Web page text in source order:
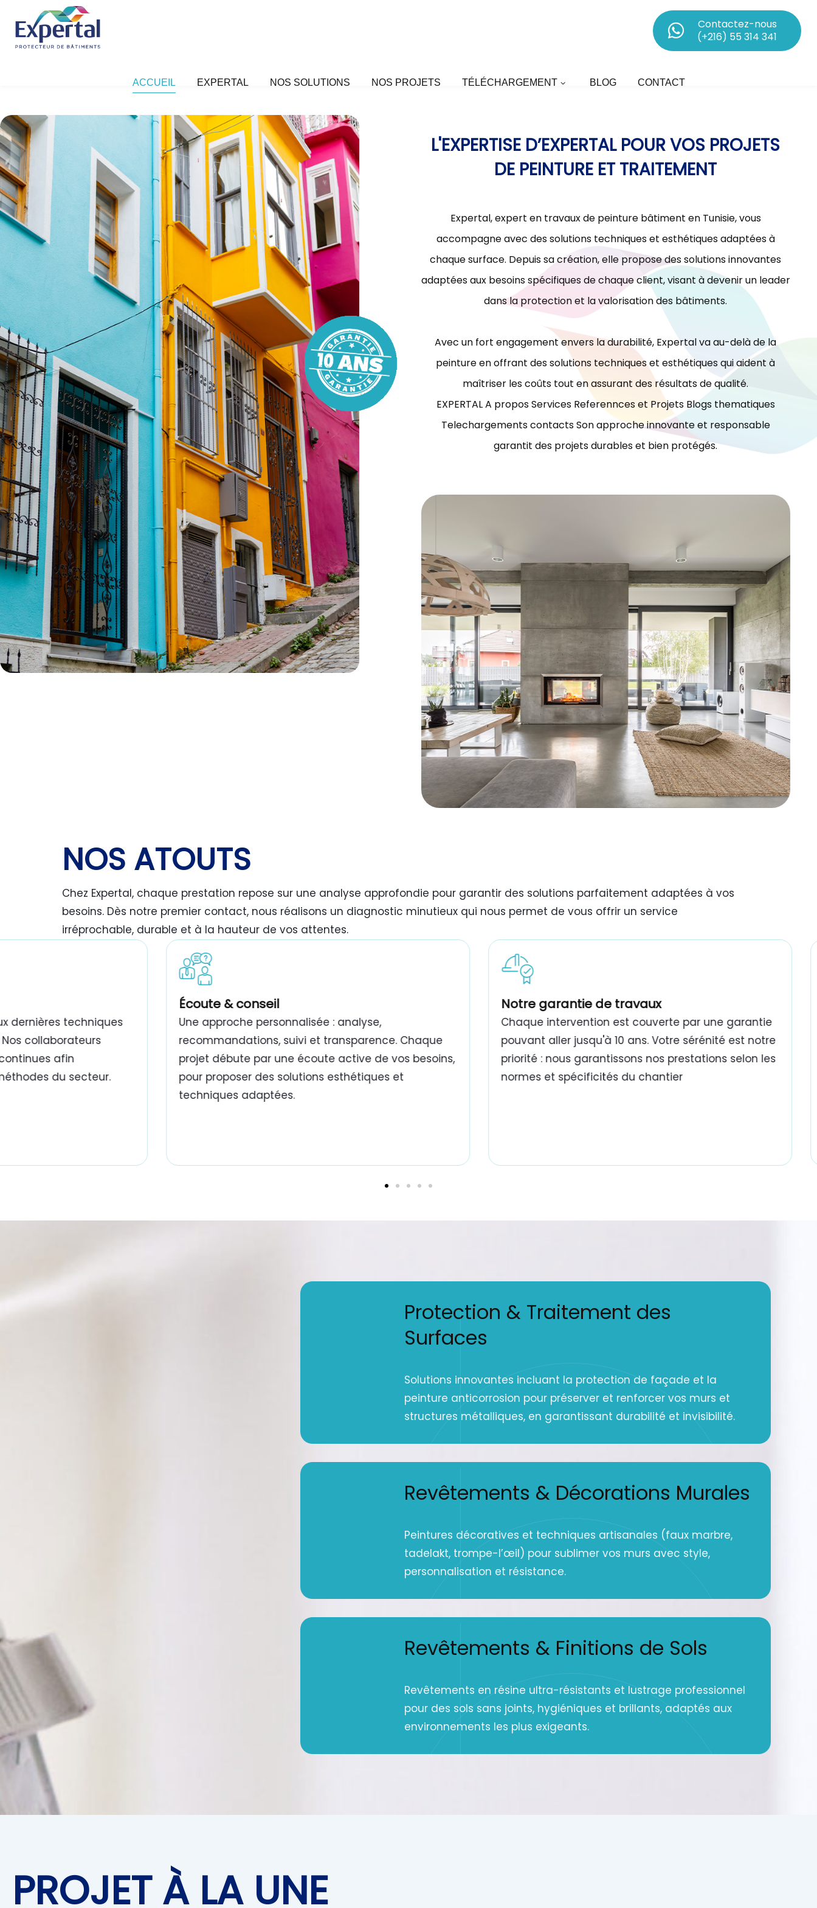
Contactez-nous
(+216) 55 314 341
ACCUEIL EXPERTAL NOS SOLUTIONS NOS PROJETS TÉLÉCHARGEMENT BLOG CONTACT
L'EXPERTISE D’EXPERTAL POUR VOS PROJETS
DE PEINTURE ET TRAITEMENT
Expertal, expert en travaux de peinture bâtiment en Tunisie, vous
accompagne avec des solutions techniques et esthétiques adaptées à
chaque surface. Depuis sa création, elle propose des solutions innovantes
adaptées aux besoins spécifiques de chaque client, visant à devenir un leader
dans la protection et la valorisation des bâtiments.
Avec un fort engagement envers la durabilité, Expertal va au-delà de la
peinture en offrant des solutions techniques et esthétiques qui aident à
maîtriser les coûts tout en assurant des résultats de qualité.
EXPERTAL A propos Services Referennces et Projets Blogs thematiques
Telechargements contacts Son approche innovante et responsable
garantit des projets durables et bien protégés.
NOS ATOUTS
Chez Expertal, chaque prestation repose sur une analyse approfondie pour garantir des solutions parfaitement adaptées à vos
besoins. Dès notre premier contact, nous réalisons un diagnostic minutieux qui nous permet de vous offrir un service
irréprochable, durable et à la hauteur de vos attentes.
travaux de peinture bâtiment Tunisie
dernières techniques
collaborateurs
afin
du secteur.
Écoute & conseil
Une approche personnalisée : analyse,
recommandations, suivi et transparence. Chaque
projet débute par une écoute active de vos besoins,
pour proposer des solutions esthétiques et
techniques adaptées.
Notre garantie de travaux
Chaque intervention est couverte par une garantie
pouvant aller jusqu'à 10 ans. Votre sérénité est notre
priorité : nous garantissons nos prestations selon les
normes et spécificités du chantier
Protection & Traitement des
Surfaces
Solutions innovantes incluant la protection de façade et la
peinture anticorrosion pour préserver et renforcer vos murs et
structures métalliques, en garantissant durabilité et invisibilité.
Revêtements & Décorations Murales
Peintures décoratives et techniques artisanales (faux marbre,
tadelakt, trompe-l’œil) pour sublimer vos murs avec style,
personnalisation et résistance.
Revêtements & Finitions de Sols
Revêtements en résine ultra-résistants et lustrage professionnel
pour des sols sans joints, hygiéniques et brillants, adaptés aux
environnements les plus exigeants.
PROJET À LA UNE